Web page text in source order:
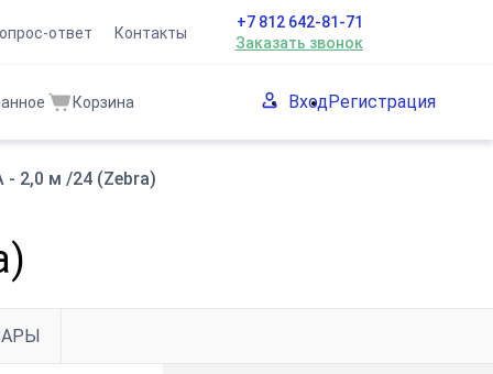
ответ Контакты
+7 812 642-81-71
Заказать звонок
Корзина ВходРегистрация
- 2,0 м /24 (Zebra)